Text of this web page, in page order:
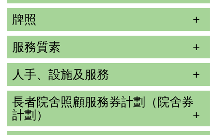
牌照
服務質素
人手、設施及服務
長者院舍照顧服務券計劃（院舍券
計劃）